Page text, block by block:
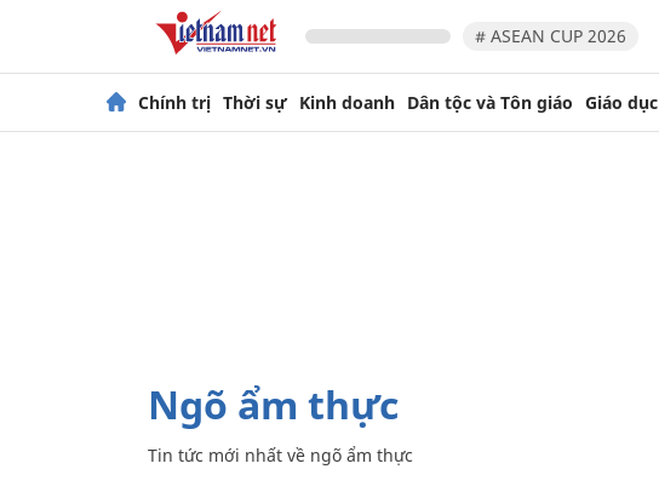
# ASEAN CUP 2026
Chính trị Thời sự Kinh doanh Dân tộc và Tôn giáo Giáo dục
ngõ ẩm thực
Tin tức mới nhất về ngõ ẩm thực